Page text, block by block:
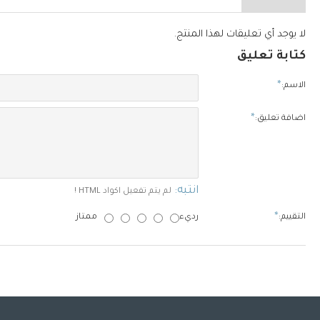
لا يوجد أي تعليقات لهذا المنتج.
كتابة تعليق
الاسم:
اضافة تعليق:
انتبه: لم يتم تفعيل اكواد HTML !
التقييم: رديء ممتاز